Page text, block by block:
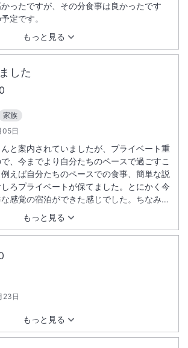
もっと見る
ったですが、その分食事は良かったです
定です。
した
家族
05日
もっと見る
と案内されていましたが、プライベート重
、今までより自分たちのペースで過ごすこ
えば自分たちのペースでの食事、簡単な説
ろプライベートが保てました。とにかく今
感覚の宿泊ができた感じでした。ちなみ
、食事は最高でした。もう一度宿泊したいと
た。すべてのスタッフさんそして裏方の皆さ
りがとうございました。雨降りの中遠くか
ました。あっ、そうそう、雨降りの中傘を持
とうございました。帰りに写真撮影笑顔で
がとう。
23日
もっと見る